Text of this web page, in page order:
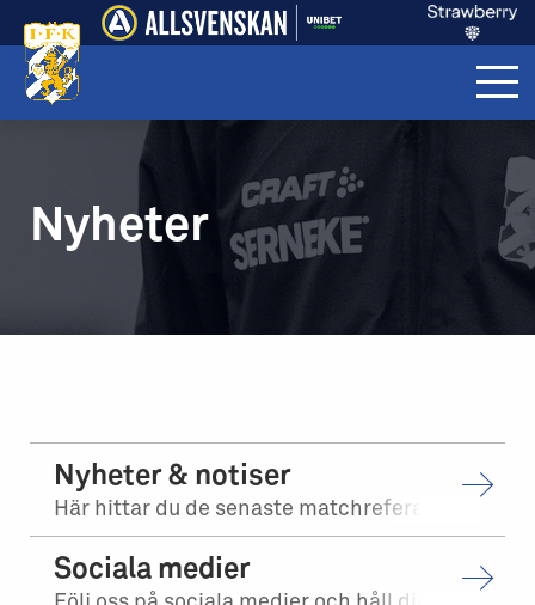
Nyheter
Nyheter & notiser
Sociala medier